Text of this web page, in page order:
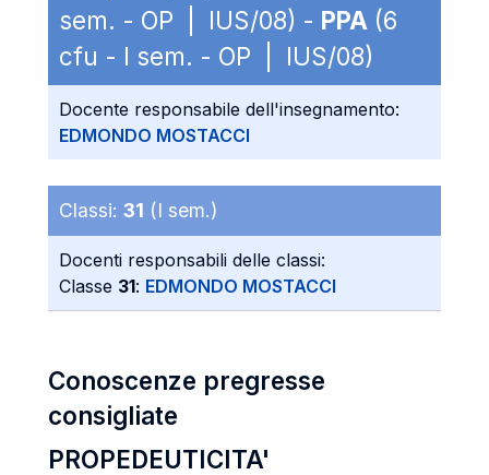
sem. - OP | IUS/08) - PPA (6
cfu - I sem. - OP | IUS/08)
Docente responsabile dell'insegnamento:
EDMONDO MOSTACCI
Classi: 31 (I sem.)
Docenti responsabili delle classi:
Classe 31: EDMONDO MOSTACCI
Conoscenze pregresse
consigliate
PROPEDEUTICITA'